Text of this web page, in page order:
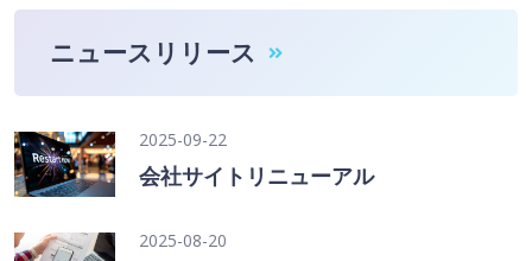
ニュースリリース
2025-09-22
会社サイトリニューアル
2025-08-20